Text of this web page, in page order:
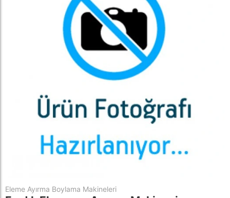
Eleme Ayırma Boylama Makineleri